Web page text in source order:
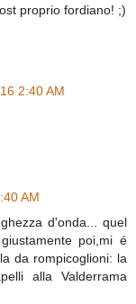
proprio fordiano! ;)
2:40 AM
AM
d'onda... quel
poi,mi é
da rompicoglioni: la
alla Valderrama